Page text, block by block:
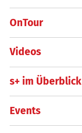
OnTour
Videos
s+ im Überblick
Events